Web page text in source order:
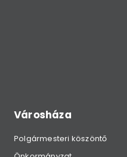
Városháza
Polgármesteri köszöntő